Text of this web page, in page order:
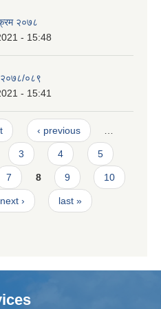
२०७८
- 15:48
२०७८/०८९
- 15:41
‹ previous …
3 4 5
7 8 9 10
next › last »